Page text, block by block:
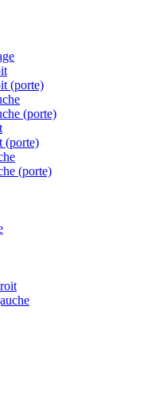
(porte)
(porte)
(porte)
(porte)